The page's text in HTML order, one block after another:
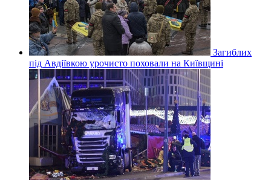
Загиблих
під Авдіївкою урочисто поховали на Київщині